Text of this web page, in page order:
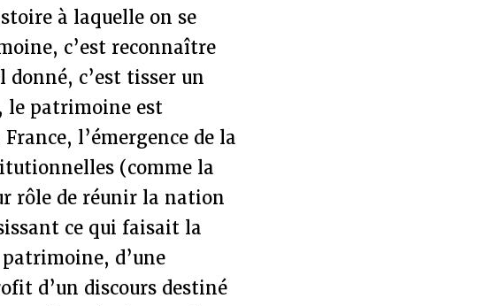
à laquelle on se
c’est reconnaître
c’est tisser un
le patrimoine est
l’émergence de la
(comme la
rôle de réunir la nation
ce qui faisait la
d’une
d’un discours destiné